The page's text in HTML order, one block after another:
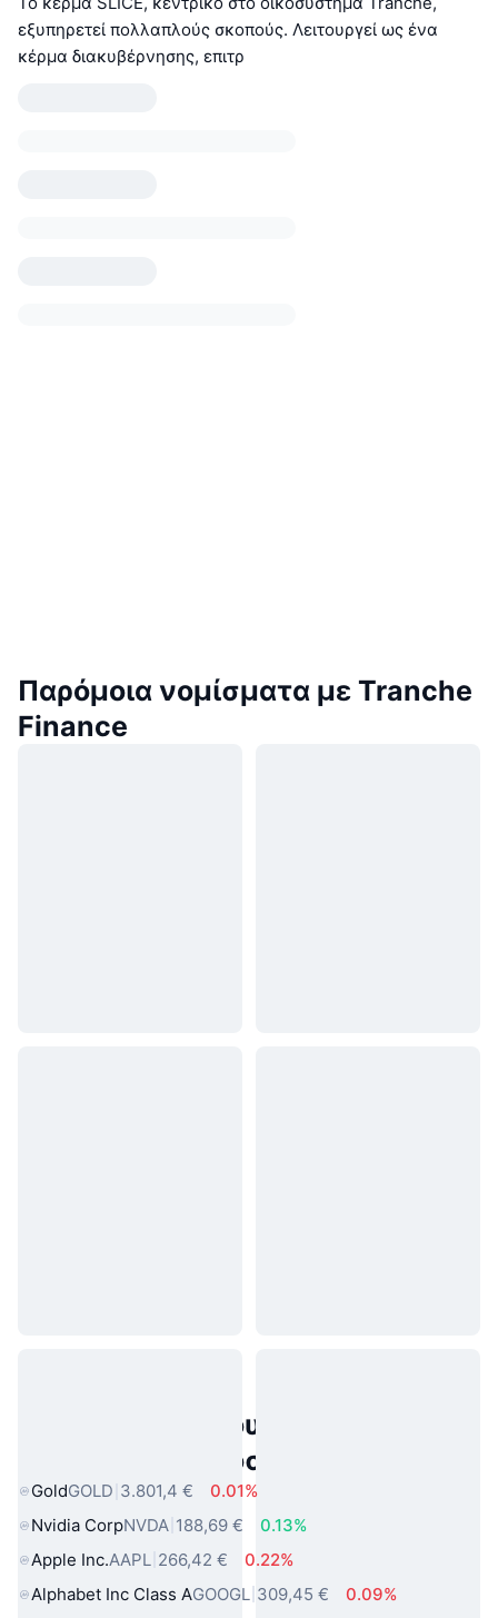
εξυπηρετεί πολλαπλούς σκοπούς. Λειτουργεί ως ένα
κέρμα διακυβέρνησης, επιτρ
Παρόμοια νομίσματα με Tranche
Finance
Δημοφιλή περιουσιακά στοιχεία
πραγματικού κόσμου
GoldGOLD 3.801,4 €
0.01%
Nvidia CorpNVDA 188,69 €
0.13%
Apple Inc.AAPL 266,42 €
0.22%
Alphabet Inc Class AGOOGL 309,45 €
0.09%